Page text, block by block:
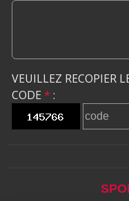
VEUILLEZ RECOPIER
CODE * :